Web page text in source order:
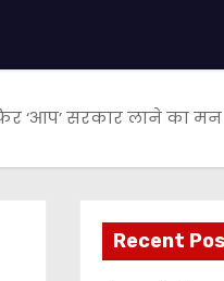
‘आप’ सरकार लाने का
Recent